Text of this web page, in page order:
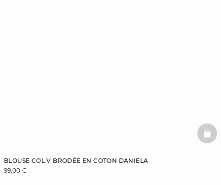
BLOUSE COL V BRODÉE EN COTON DANIELA
99,00 €